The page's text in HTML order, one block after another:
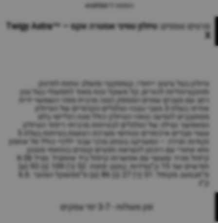
הוספה ל-wishlist
פרטים נוספים: טיולון טוויגי אסטרה אקס – ™Twigy Astra
X
טיולון בעל עיצוב ייחודי, קומפקטי ומשלב נוחות לתינוק
ופונקציונליות להורים, קל משקל ונוח מאוד לתפעול• בעל גגון
רחב עם מצבים שונים המספק הגנה מרבית מפני השמש• ידית
אחיזה בעלת 3 מצבי גובה• הגלגלים הקדמיים של הטיולון
מסתובבים לנסיעה נוחה• הטיולון כולל מנח רגליים• בלם
המאפשר נעילה של הגלגלים לבטיחות מרבית• ריפוד הטיולון
נקודות חגירה – המעניקה בטחון מרבי עבור ילדך• כולל סל אחסון
ותא אחורי עם רוכסן לנשיאת חפצים קטנים בנוחות• מנגנון
קיפול מהיר ומעשי עם אפשרות קיפול ביד אחתגיל :מגיל 6-36
חודשים ועד 15 ק”גמידות :במצב פתוח: 52 (ר) 109 (ג) 93 (ע)
ס”מבמצב מקופל: 51 (ר) 27 (ג) 86 (ע) ס”ממשקל המוצר :6.6
זמן משלוח - 3-7 ימי עסקים